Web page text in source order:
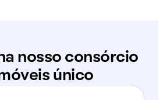
nosso consórcio
único